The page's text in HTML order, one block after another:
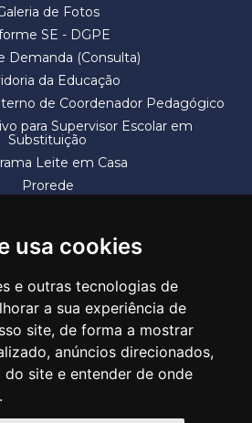
usa cookies
e outras tecnologias de
a sua experiência de
site, de forma a mostrar
anúncios direcionados,
site e entender de onde
de Fotos
SE - DGPE
Demanda (Consulta)
da Educação
de Coordenador Pedagógico
para Supervisor Escolar em
Substituição
Leite em Casa
Prorede
DE EDUCAÇÃO
- Macedo - Guarulhos/SP CEP 07113-040
*55 11 2475-7300